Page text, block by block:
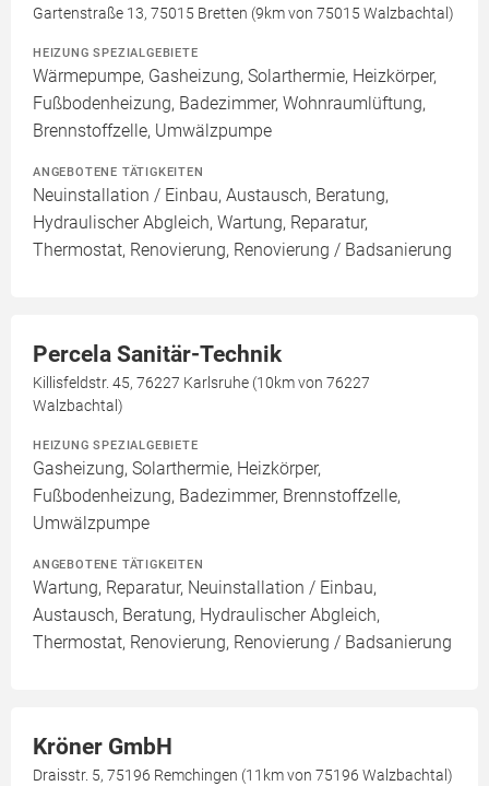
Gartenstraße 13, 75015 Bretten (9km von 75015 Walzbachtal)
HEIZUNG SPEZIALGEBIETE
Wärmepumpe, Gasheizung, Solarthermie, Heizkörper,
Fußbodenheizung, Badezimmer, Wohnraumlüftung,
Brennstoffzelle, Umwälzpumpe
ANGEBOTENE TÄTIGKEITEN
Neuinstallation / Einbau, Austausch, Beratung,
Hydraulischer Abgleich, Wartung, Reparatur,
Thermostat, Renovierung, Renovierung / Badsanierung
Percela Sanitär-Technik
Killisfeldstr. 45, 76227 Karlsruhe (10km von 76227
Walzbachtal)
HEIZUNG SPEZIALGEBIETE
Gasheizung, Solarthermie, Heizkörper,
Fußbodenheizung, Badezimmer, Brennstoffzelle,
Umwälzpumpe
ANGEBOTENE TÄTIGKEITEN
Wartung, Reparatur, Neuinstallation / Einbau,
Austausch, Beratung, Hydraulischer Abgleich,
Thermostat, Renovierung, Renovierung / Badsanierung
Kröner GmbH
Draisstr. 5, 75196 Remchingen (11km von 75196 Walzbachtal)